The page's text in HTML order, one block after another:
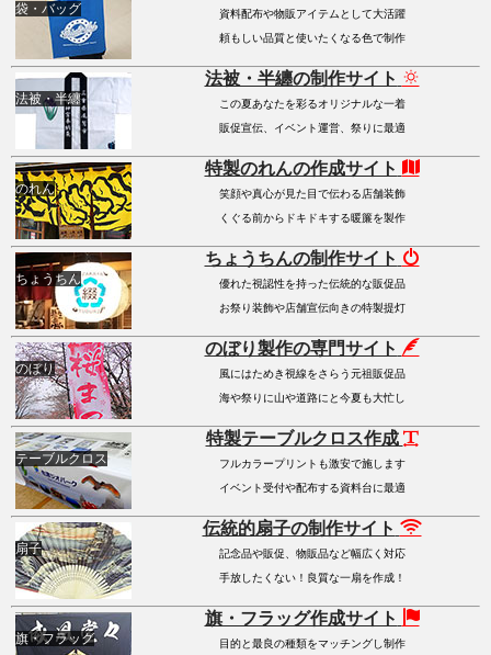
袋・バッグ
資料配布や物販アイテムとして大活躍
頼もしい品質と使いたくなる色で制作
法被・半纏
法被・半纏の制作サイト
この夏あなたを彩るオリジナルな一着
販促宣伝、イベント運営、祭りに最適
のれん
特製のれんの作成サイト
笑顔や真心が見た目で伝わる店舗装飾
くぐる前からドキドキする暖簾を製作
ちょうちん
ちょうちんの制作サイト
優れた視認性を持った伝統的な販促品
お祭り装飾や店舗宣伝向きの特製提灯
のぼり
のぼり製作の専門サイト
風にはためき視線をさらう元祖販促品
海や祭りに山や道路にと今夏も大忙し
テーブルクロス
特製テーブルクロス作成
フルカラープリントも激安で施します
イベント受付や配布する資料台に最適
扇子
伝統的扇子の制作サイト
記念品や販促、物販品など幅広く対応
手放したくない！良質な一扇を作成！
旗・フラッグ
旗・フラッグ作成サイト
目的と最良の種類をマッチングし制作